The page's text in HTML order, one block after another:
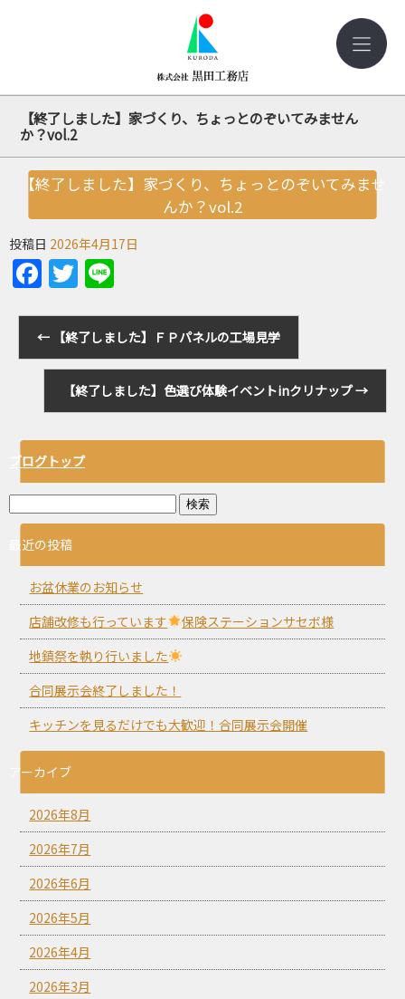
【終了しました】家づくり、ちょっとのぞいてみません
か？vol.2
【終了しました】家づくり、ちょっとのぞいてみませ
んか？vol.2
投稿日 2026年4月17日
Facebook
Twitter
← 【終了しました】ＦＰパネルの工場見学
【終了しました】色選び体験イベントinクリナップ→
ブログトップ
最近の投稿
お盆休業のお知らせ
店舗改修も行っています
保険ステーションサセボ様
地鎮祭を執り行いました
合同展示会終了しました！
キッチンを見るだけでも大歓迎！合同展示会開催
アーカイブ
2026年8月
2026年7月
2026年6月
2026年5月
2026年4月
2026年3月